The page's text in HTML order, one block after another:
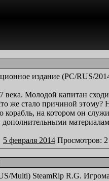
века. Молодой капитан
же стало причиной
корабль, на котором он
5 февраля 2014 Просмотров: